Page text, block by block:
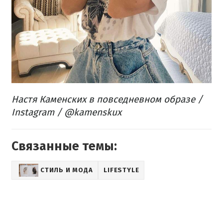
Настя Каменских в повседневном образе /
Instagram / @kamenskux
Связанные темы:
СТИЛЬ И МОДА LIFESTYLE